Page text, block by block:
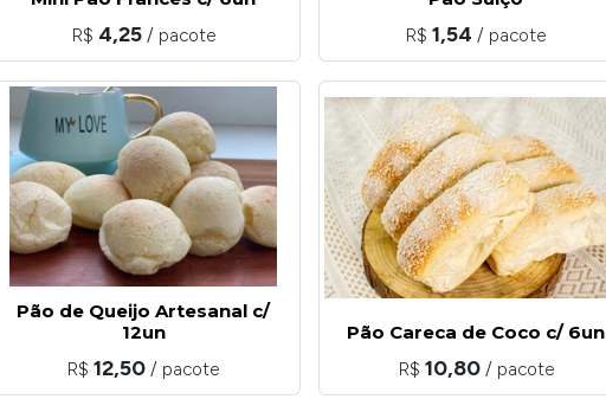
R$ 4,25 / pacote R$ 1,54 / pacote
Pão de Queijo Artesanal c/
12un
R$ 12,50 / pacote
Pão Careca de Coco c/ 6un
R$ 10,80 / pacote